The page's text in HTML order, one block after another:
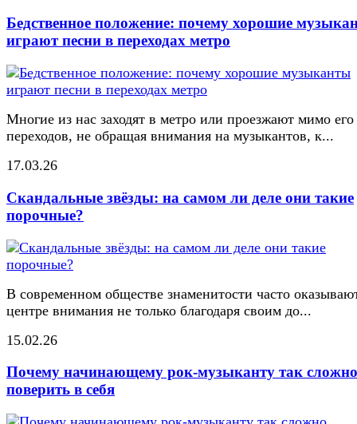
Бедственное положение: почему хорошие
играют песни в переходах метро
Многие из нас заходят в метро или проезжают мимо его
переходов, не обращая внимания на музыкантов, к...
17.03.26
Скандальные звёзды: на самом ли деле они такие
порочные?
В современном обществе знаменитости часто
центре внимания не только благодаря своим до...
15.02.26
Почему начинающему рок-музыканту так сложно
поверить в себя